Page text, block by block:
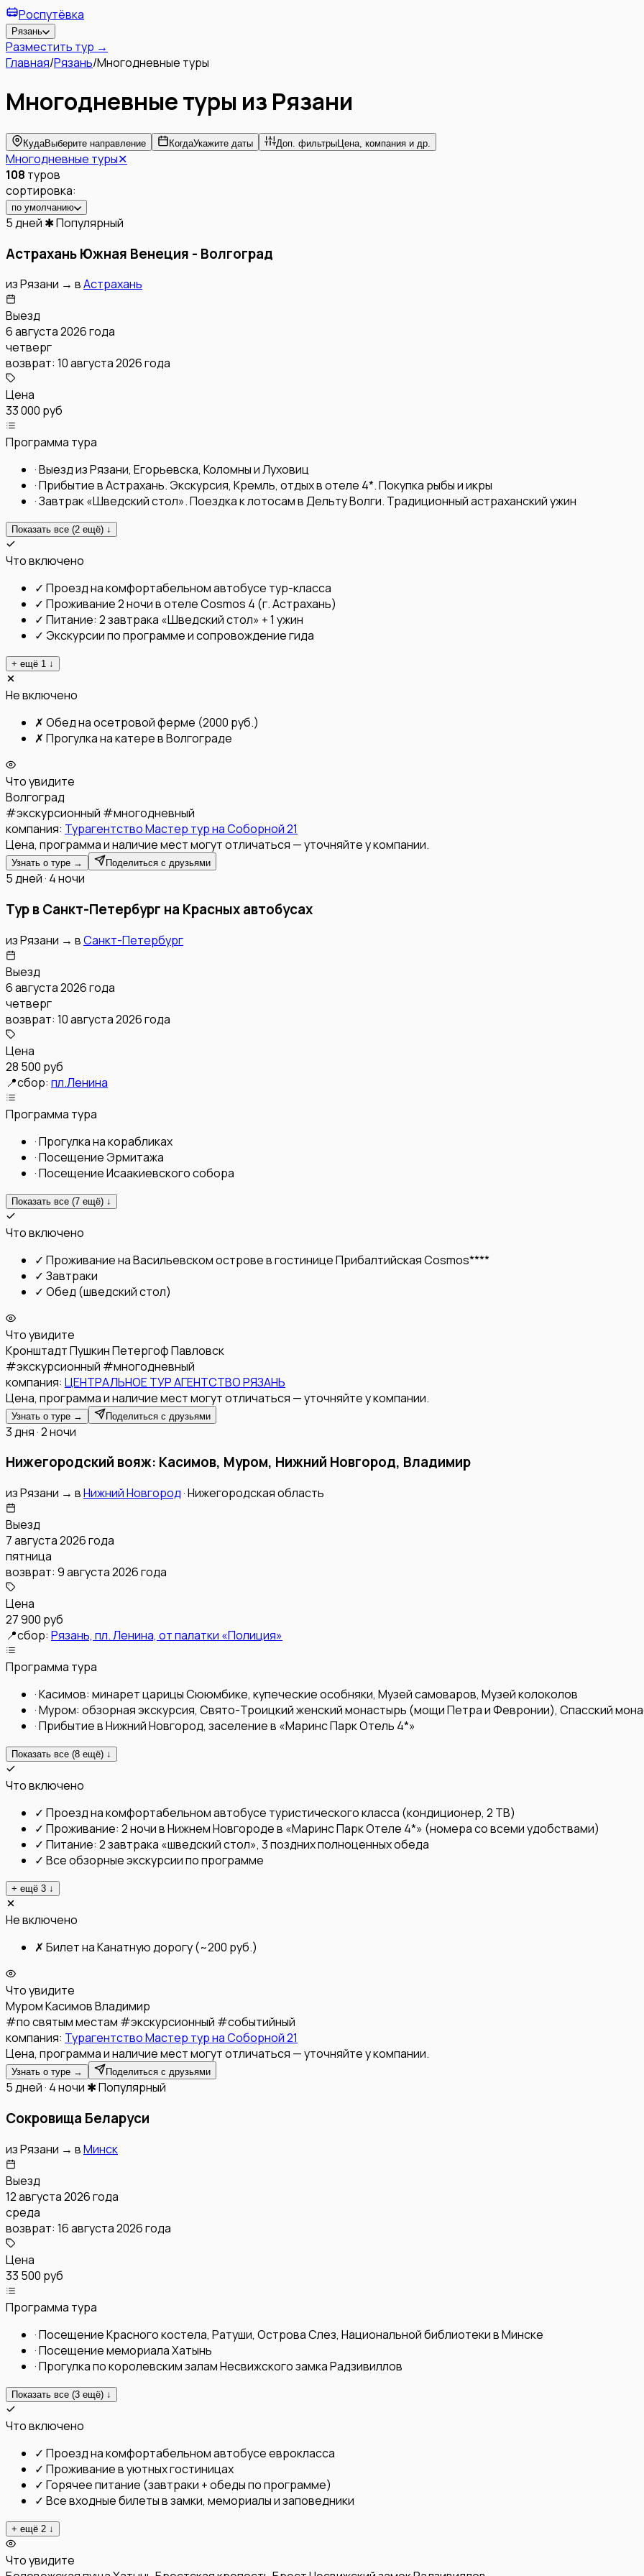
Роспутёвка
Рязань
Разместить тур →
Главная/Рязань/Многодневные туры
Многодневные туры из Рязани
КудаВыберите направление КогдаУкажите даты Доп. фильтры Цена, компания и др.
Многодневные туры✕
108 туров
сортировка:
по умолчанию
5 дней ✱ Популярный
Астрахань Южная Венеция - Волгоград
изРязани → вАстрахань
Выезд
6 августа 2026 года
четверг
возврат: 10 августа 2026 года
Цена
33 000 руб
Программа тура
·Выезд из Рязани, Егорьевска, Коломны и Луховиц
·Прибытие в Астрахань. Экскурсия, Кремль, отдых в отеле 4*. Покупка рыбы и икры
·Завтрак «Шведский стол». Поездка к лотосам в Дельту Волги. Традиционный астраханский ужин
Показать все (2 ещё) ↓
Что включено
✓ Проезд на комфортабельном автобусе тур-класса
✓ Проживание 2 ночи в отеле Cosmos 4 (г. Астрахань)
✓ Питание: 2 завтрака «Шведский стол» + 1 ужин
✓ Экскурсии по программе и сопровождение гида
+ ещё 1 ↓
Не включено
✗ Обед на осетровой ферме (2000 руб.)
✗ Прогулка на катере в Волгограде
Что увидите
Волгоград
#экскурсионный #многодневный
компания: Турагентство Мастер тур на Соборной 21
Цена, программа и наличие мест могут отличаться — уточняйте у компании.
Узнать о туре → Поделиться с друзьями
5 дней · 4 ночи
Тур в Санкт-Петербург на Красных автобусах
изРязани → вСанкт-Петербург
Выезд
6 августа 2026 года
четверг
возврат: 10 августа 2026 года
Цена
28 500 руб
📍сбор: пл.Ленина
Программа тура
·Прогулка на корабликах
·Посещение Эрмитажа
·Посещение Исаакиевского собора
Показать все (7 ещё) ↓
Что включено
✓ Проживание на Васильевском острове в гостинице Прибалтийская Cosmos****
✓ Завтраки
✓ Обед (шведский стол)
Что увидите
КронштадтПушкинПетергофПавловск
#экскурсионный #многодневный
компания: ЦЕНТРАЛЬНОЕ ТУР АГЕНТСТВО РЯЗАНЬ
Цена, программа и наличие мест могут отличаться — уточняйте у компании.
Узнать о туре → Поделиться с друзьями
3 дня · 2 ночи
Нижегородский вояж: Касимов, Муром, Нижний Новгород, Владимир
изРязани → вНижний Новгород·Нижегородская область
Выезд
7 августа 2026 года
пятница
возврат: 9 августа 2026 года
Цена
27 900 руб
📍сбор: Рязань, пл. Ленина, от палатки «Полиция»
Программа тура
·Касимов: минарет царицы Сююмбике, купеческие особняки, Музей самоваров, Музей колоколов
·Муром: обзорная экскурсия, Свято-Троицкий женский монастырь (мощи Петра и Февронии), Спасский
·Прибытие в Нижний Новгород, заселение в «Маринс Парк Отель 4*»
Показать все (8 ещё) ↓
Что включено
✓ Проезд на комфортабельном автобусе туристического класса (кондиционер, 2 ТВ)
✓ Проживание: 2 ночи в Нижнем Новгороде в «Маринс Парк Отеле 4*» (номера со всеми удобствами)
✓ Питание: 2 завтрака «шведский стол», 3 поздних полноценных обеда
✓ Все обзорные экскурсии по программе
+ ещё 3 ↓
Не включено
✗ Билет на Канатную дорогу (~200 руб.)
Что увидите
МуромКасимовВладимир
#по святым местам #экскурсионный #событийный
компания: Турагентство Мастер тур на Соборной 21
Цена, программа и наличие мест могут отличаться — уточняйте у компании.
Узнать о туре → Поделиться с друзьями
5 дней · 4 ночи ✱ Популярный
Сокровища Беларуси
изРязани → вМинск
Выезд
12 августа 2026 года
среда
возврат: 16 августа 2026 года
Цена
33 500 руб
Программа тура
·Посещение Красного костела, Ратуши, Острова Слез, Национальной библиотеки в Минске
·Посещение мемориала Хатынь
·Прогулка по королевским залам Несвижского замка Радзивиллов
Показать все (3 ещё) ↓
Что включено
✓ Проезд на комфортабельном автобусе еврокласса
✓ Проживание в уютных гостиницах
✓ Горячее питание (завтраки + обеды по программе)
✓ Все входные билеты в замки, мемориалы и заповедники
+ ещё 2 ↓
Что увидите